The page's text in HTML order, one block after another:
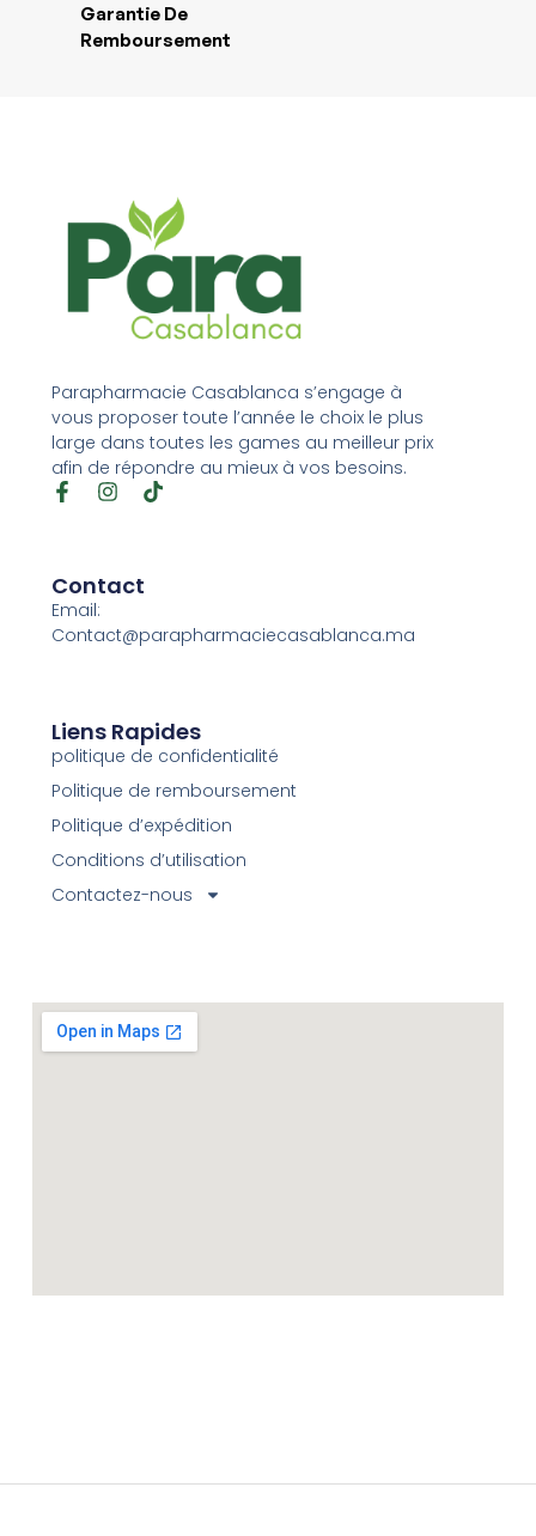
Garantie De
Remboursement
Parapharmacie Casablanca s’engage à
vous proposer toute l’année le choix le plus
large dans toutes les games au meilleur prix
afin de répondre au mieux à vos besoins.
Contact
Email:
Contact@parapharmaciecasablanca.ma
Liens Rapides
politique de confidentialité
Politique de remboursement
Politique d’expédition
Conditions d’utilisation
Contactez-nous